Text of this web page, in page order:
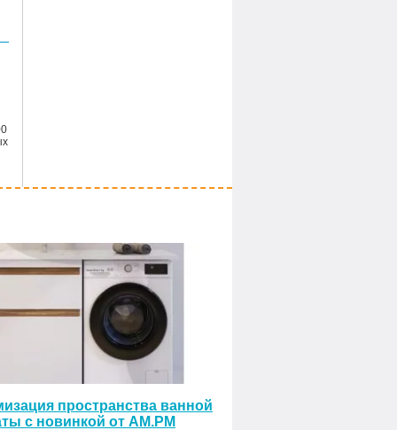
пространства ванной
с новинкой от AM.PM